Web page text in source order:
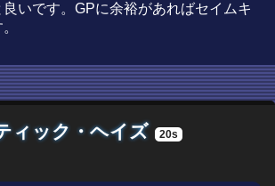
いです。GPに余裕があればセイムキ
ィック・ヘイズ 20s